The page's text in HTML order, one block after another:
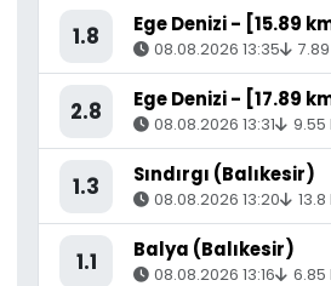
1.8 08.08.2026 13:35
2.8 08.08.2026 13:31 9.55
1.3 Sındırgı (Balıkesir)
08.08.2026 13:20 13.8
1.1 Balya (Balıkesir)
08.08.2026 13:16 6.85